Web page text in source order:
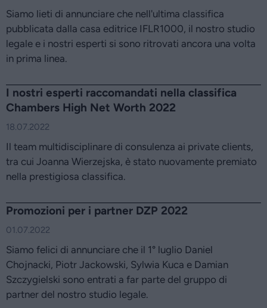
Siamo lieti di annunciare che nell'ultima classifica
pubblicata dalla casa editrice IFLR1000, il nostro studio
legale e i nostri esperti si sono ritrovati ancora una volta
in prima linea.
I nostri esperti raccomandati nella classifica
Chambers High Net Worth 2022
18.07.2022
Il team multidisciplinare di consulenza ai private clients,
tra cui Joanna Wierzejska, è stato nuovamente premiato
nella prestigiosa classifica.
Promozioni per i partner DZP 2022
01.07.2022
Siamo felici di annunciare che il 1° luglio Daniel
Chojnacki, Piotr Jackowski, Sylwia Kuca e Damian
Szczygielski sono entrati a far parte del gruppo di
partner del nostro studio legale.